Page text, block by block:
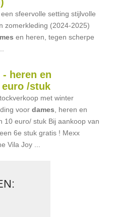
sfeervolle setting stijlvolle
zomerkleding (2024-2025)
en heren, tegen scherpe
heren en
euro /stuk
met winter
voordames , heren en
10 euro/ stuk Bij aankoop van
6e stuk gratis ! Mexx
Vila Joy ...